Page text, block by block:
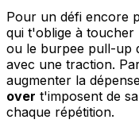
Pour un défi encore
qui t'oblige à
ou le burpee pull-up
avec une traction.
augmenter la
over t'imposent de
chaque répétition.